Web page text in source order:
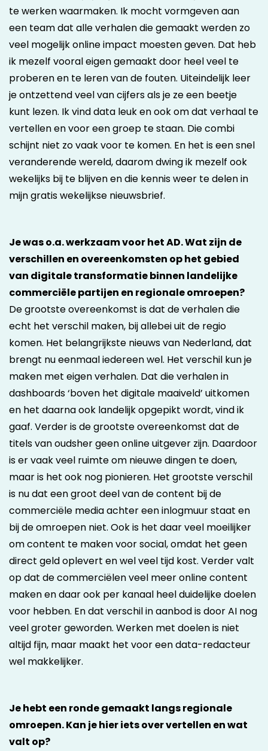
te werken waarmaken. Ik mocht vormgeven aan
een team dat alle verhalen die gemaakt werden zo
veel mogelijk online impact moesten geven. Dat heb
ik mezelf vooral eigen gemaakt door heel veel te
proberen en te leren van de fouten. Uiteindelijk leer
je ontzettend veel van cijfers als je ze een beetje
kunt lezen. Ik vind data leuk en ook om dat verhaal te
vertellen en voor een groep te staan. Die combi
schijnt niet zo vaak voor te komen. En het is een snel
veranderende wereld, daarom dwing ik mezelf ook
wekelijks bij te blijven en die kennis weer te delen in
mijn gratis wekelijkse nieuwsbrief.
Je was o.a. werkzaam voor het AD. Wat zijn de
verschillen en overeenkomsten op het gebied
van digitale transformatie binnen landelijke
commerciële partijen en regionale omroepen?
De grootste overeenkomst is dat de verhalen die
echt het verschil maken, bij allebei uit de regio
komen. Het belangrijkste nieuws van Nederland, dat
brengt nu eenmaal iedereen wel. Het verschil kun je
maken met eigen verhalen. Dat die verhalen in
dashboards ‘boven het digitale maaiveld’ uitkomen
en het daarna ook landelijk opgepikt wordt, vind ik
gaaf. Verder is de grootste overeenkomst dat de
titels van oudsher geen online uitgever zijn. Daardoor
is er vaak veel ruimte om nieuwe dingen te doen,
maar is het ook nog pionieren. Het grootste verschil
is nu dat een groot deel van de content bij de
commerciële media achter een inlogmuur staat en
bij de omroepen niet. Ook is het daar veel moeilijker
om content te maken voor social, omdat het geen
direct geld oplevert en wel veel tijd kost. Verder valt
op dat de commerciëlen veel meer online content
maken en daar ook per kanaal heel duidelijke doelen
voor hebben. En dat verschil in aanbod is door AI nog
veel groter geworden. Werken met doelen is niet
altijd fijn, maar maakt het voor een data-redacteur
wel makkelijker.
Je hebt een ronde gemaakt langs regionale
omroepen. Kan je hier iets over vertellen en wat
valt op?